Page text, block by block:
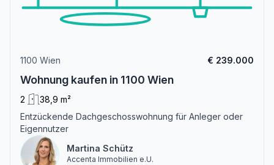
1100 Wien € 239.000
Wohnung kaufen in 1100 Wien
2
38,9 m²
Entzückende Dachgeschosswohnung für Anleger oder
Eigennutzer
Martina Schütz
Accenta Immobilien e.U.